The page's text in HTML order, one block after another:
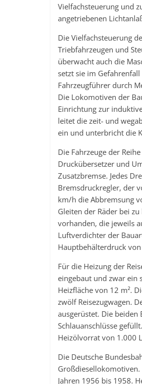
Vielfachsteuerung und
angetriebenen
Die Vielfachsteuerung
Triebfahrzeugen und
überwacht auch die
setzt sie im
Fahrzeugführer durch
Die Lokomotiven der
Einrichtung zur
leitet die zeit- und
ein und unterbricht die
Die Fahrzeuge der
Druckübersetzer und
Zusatzbremse. Jedes
Bremsdruckregler, der
km/h die Abbremsung
Gleiten der Räder bei
vorhanden, die jeweils
Luftverdichter der
Hauptbehälterdruck
Für die Heizung der
eingebaut und zwar ein
Heizfläche von 12 m².
zwölf Reisezugwagen.
ausgerüstet. Die beiden
Schlauanschlüsse
Heizölvorrat von 1.000
Die Deutsche
Jahren 1956 bis 1958.